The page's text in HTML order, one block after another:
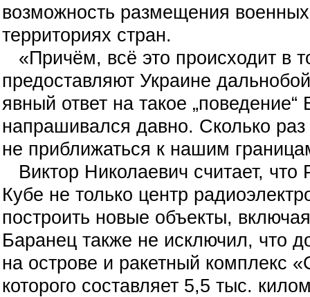
возможность размещения
территориях стран.
«Причём, всё это происходит в
предоставляют Украине
явный ответ на такое
напрашивался давно. Сколько
не приближаться к нашим
Виктор Николаевич считает, что
Кубе не только центр
построить новые объекты,
Баранец также не исключил, что
на острове и ракетный комплекс
которого составляет 5,5 тыс.